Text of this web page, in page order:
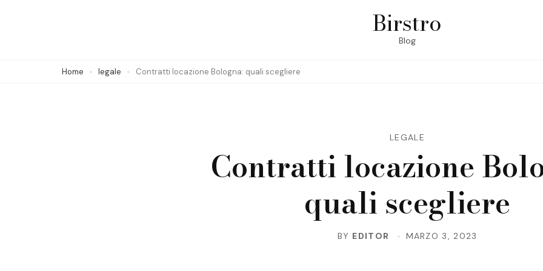
Birstro
Blog
Home legale Contratti locazione Bologna: quali scegliere
LEGALE
Contratti locazione
quali scegliere
BY EDITOR MARZO 3, 2023